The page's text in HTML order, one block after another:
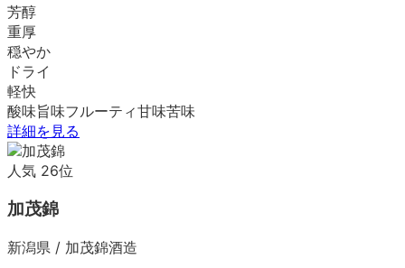
芳醇
重厚
穏やか
ドライ
軽快
酸味旨味フルーティ甘味苦味
詳細を見る
人気 26位
加茂錦
新潟県 / 加茂錦酒造